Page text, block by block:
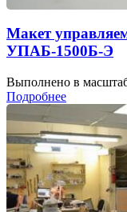
Макет
УПАБ-1500Б-Э
Выполнено в
Подробнее